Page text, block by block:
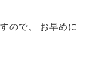
ので
お早めに